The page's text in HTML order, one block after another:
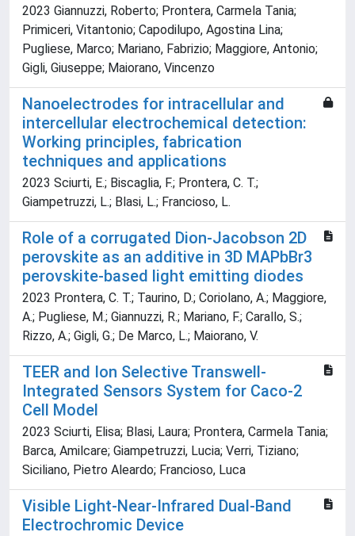
2023 Giannuzzi, Roberto; Prontera, Carmela Tania;
Primiceri, Vitantonio; Capodilupo, Agostina Lina;
Pugliese, Marco; Mariano, Fabrizio; Maggiore, Antonio;
Gigli, Giuseppe; Maiorano, Vincenzo
Nanoelectrodes for intracellular and
intercellular electrochemical detection:
Working principles, fabrication
techniques and applications
2023 Sciurti, E.; Biscaglia, F.; Prontera, C. T.;
Giampetruzzi, L.; Blasi, L.; Francioso, L.
Role of a corrugated Dion-Jacobson 2D
perovskite as an additive in 3D MAPbBr3
perovskite-based light emitting diodes
2023 Prontera, C. T.; Taurino, D.; Coriolano, A.; Maggiore,
A.; Pugliese, M.; Giannuzzi, R.; Mariano, F.; Carallo, S.;
Rizzo, A.; Gigli, G.; De Marco, L.; Maiorano, V.
TEER and Ion Selective Transwell-
Integrated Sensors System for Caco-2
Cell Model
2023 Sciurti, Elisa; Blasi, Laura; Prontera, Carmela Tania;
Barca, Amilcare; Giampetruzzi, Lucia; Verri, Tiziano;
Siciliano, Pietro Aleardo; Francioso, Luca
Visible Light-Near-Infrared Dual-Band
Electrochromic Device